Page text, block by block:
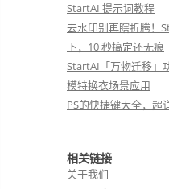
StartAI 提示词教程
去水印别再瞎折腾！
下，10 秒搞定还无痕
StartAI「万物迁移」
模特换衣场景应用
PS的快捷键大全，超
相关链接
关于我们